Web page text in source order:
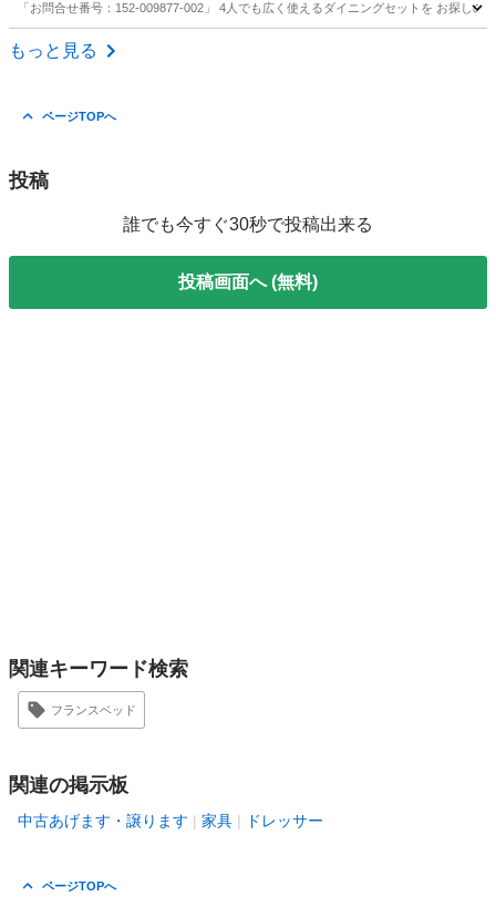
「お問合せ番号：152-009877-002」 4人でも広く使えるダイニングセットを お探し
東京 江戸川区
もっと見る
ページTOPへ
投稿
誰でも今すぐ30秒で投稿出来る
投稿画面へ (無料)
関連キーワード検索
フランスベッド
関連の掲示板
中古あげます・譲ります 家具 ドレッサー
ページTOPへ